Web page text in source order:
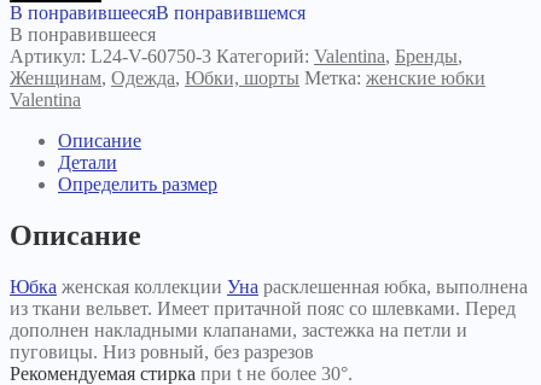
В понравившеесяВ понравившемся
В понравившееся
Артикул: L24-V-60750-3 Категорий: Valentina, Бренды,
Женщинам, Одежда, Юбки, шорты Метка: женские юбки
Valentina
Описание
Детали
Определить размер
Описание
Юбка женская коллекции Уна расклешенная юбка, выполнена
из ткани вельвет. Имеет притачной пояс со шлевками. Перед
дополнен накладными клапанами, застежка на петли и
пуговицы. Низ ровный, без разрезов
Рекомендуемая стирка при t не более 30°.